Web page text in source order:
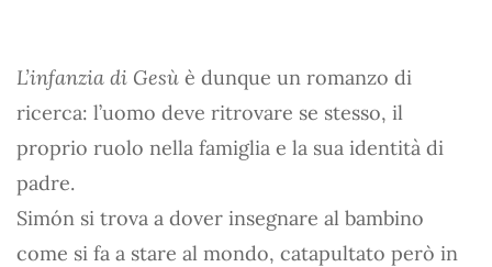
L’infanzia di Gesù è dunque un romanzo di
ricerca: l’uomo deve ritrovare se stesso, il
proprio ruolo nella famiglia e la sua identità di
padre.
Simón si trova a dover insegnare al bambino
come si fa a stare al mondo, catapultato però in